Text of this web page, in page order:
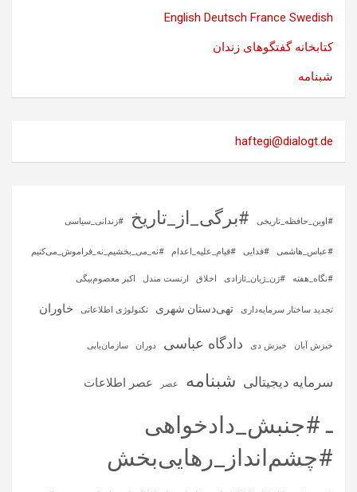
English Deutsch France Swedish
کتابخانه گفتگوهای زندان
شبنامه
haftegi@dialogt.de
#اوین_حافظه_تاریخی #برگی_از_تاریخ #زندانی_سیاسی
#عباس_هاشمی #فدایی #قیام_علیه_اعدام #نه_می_بخشیم_نه_فراموش_می‌کنیم
#نگاه_هفته #ژن_ژیان_ئازادی اخلاق ارنست مندل اکبر معصوم‌بیگی
تجدید ساختار سرمایه‌داری تهی‌دستان شهری تکنولوژی اطلاعاتی خاوران
خیزش آبان خیزش دی دادگاه عباسی دوران سازمان‌یابی
سرمایه‌ دیجیتالی شبنامه عصر عصر اطلاعات
ـ #جنبش_دادخواهی
#چشم‌انداز_رهایی‌بخش